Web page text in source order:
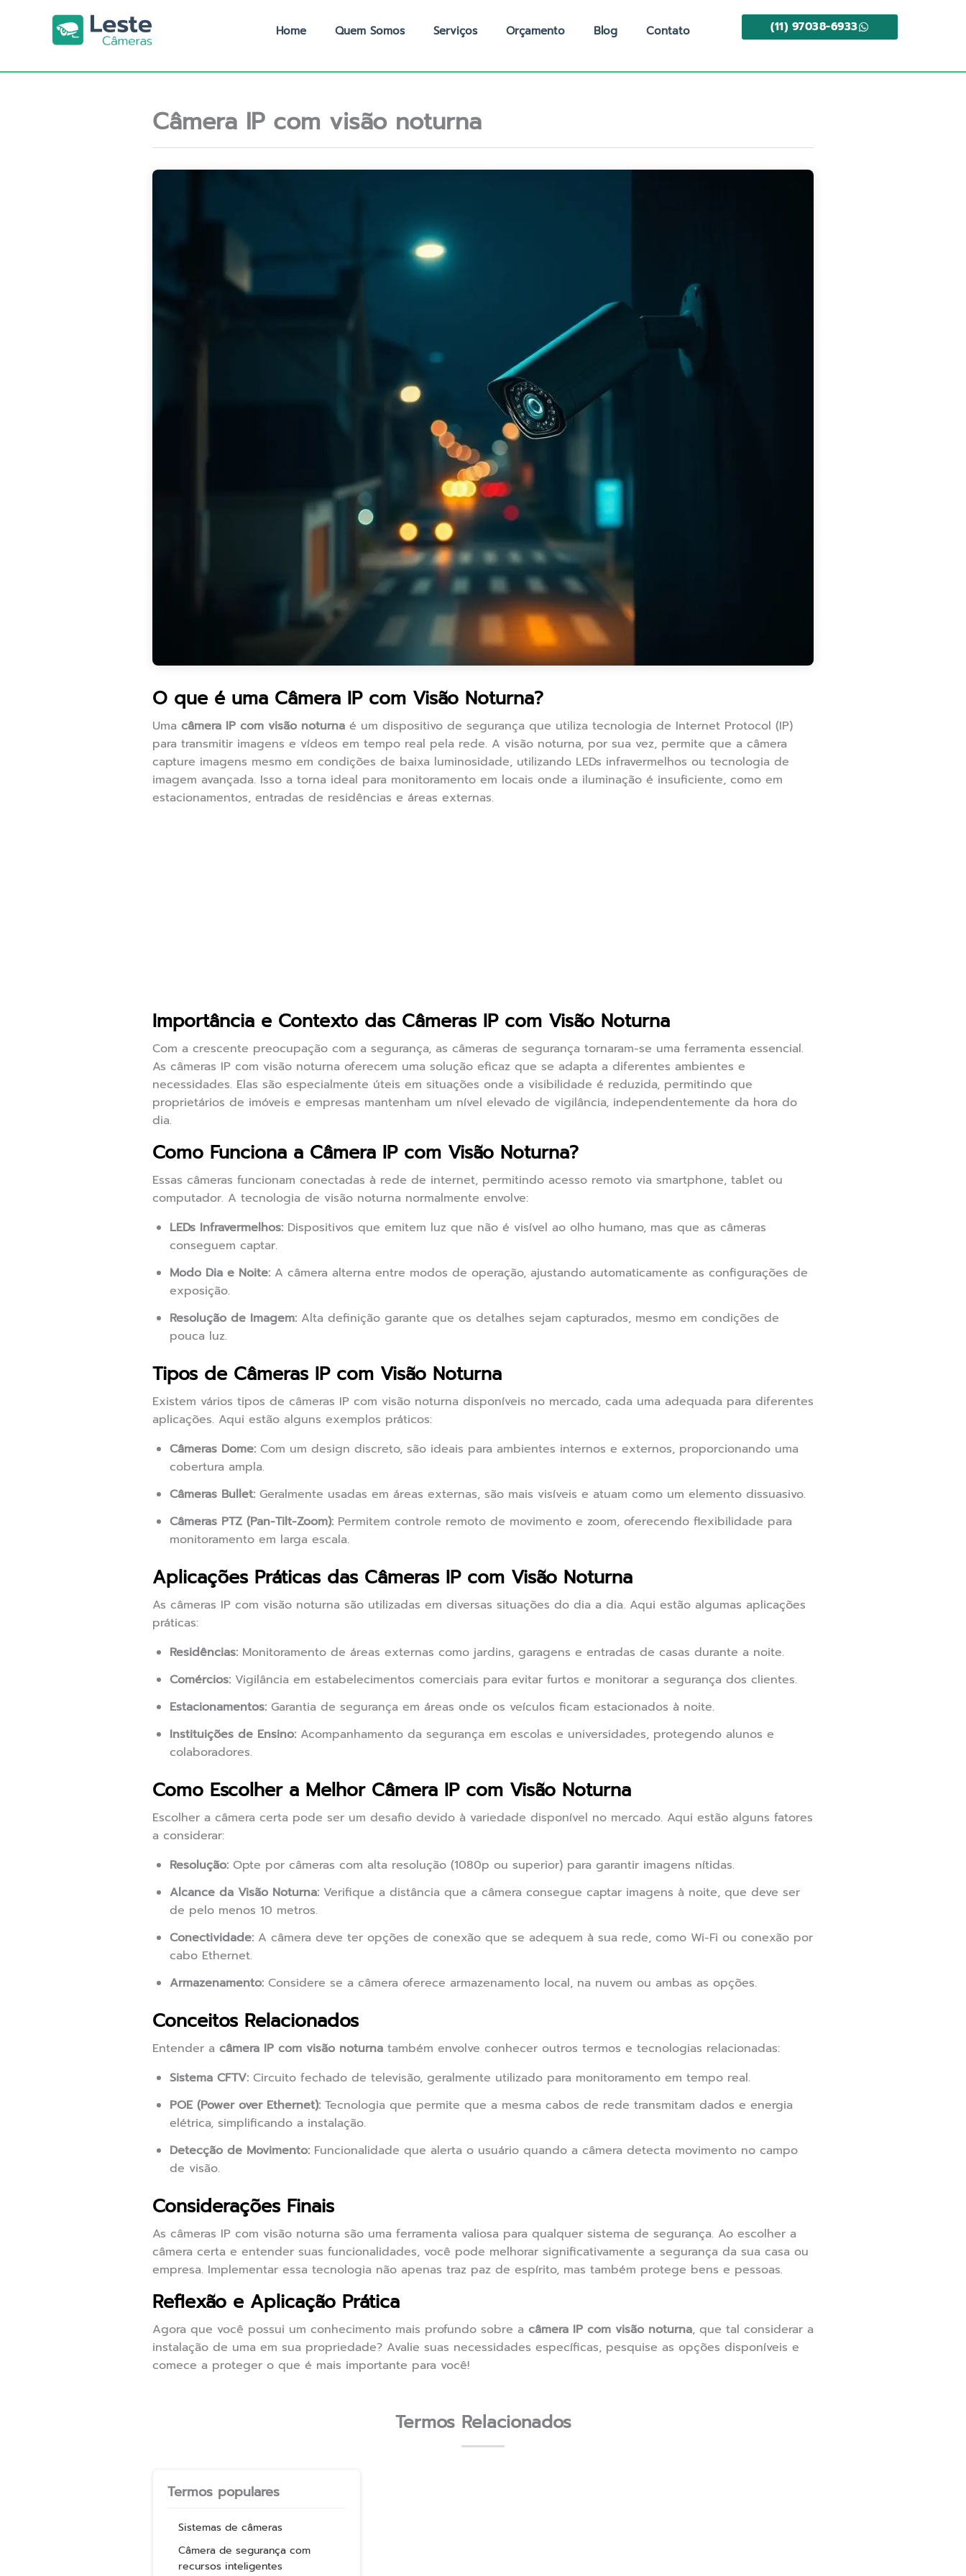
Home Quem Somos Serviços Orçamento Blog Contato (11) 97038-6933
Câmera IP com visão noturna
O que é uma Câmera IP com Visão Noturna?
Uma câmera IP com visão noturna é um dispositivo de segurança que utiliza tecnologia de Internet Protocol (IP)
para transmitir imagens e vídeos em tempo real pela rede. A visão noturna, por sua vez, permite que a câmera
capture imagens mesmo em condições de baixa luminosidade, utilizando LEDs infravermelhos ou tecnologia de
imagem avançada. Isso a torna ideal para monitoramento em locais onde a iluminação é insuficiente, como em
estacionamentos, entradas de residências e áreas externas.
Importância e Contexto das Câmeras IP com Visão Noturna
Com a crescente preocupação com a segurança, as câmeras de segurança tornaram-se uma ferramenta essencial.
As câmeras IP com visão noturna oferecem uma solução eficaz que se adapta a diferentes ambientes e
necessidades. Elas são especialmente úteis em situações onde a visibilidade é reduzida, permitindo que
proprietários de imóveis e empresas mantenham um nível elevado de vigilância, independentemente da hora do
dia.
Como Funciona a Câmera IP com Visão Noturna?
Essas câmeras funcionam conectadas à rede de internet, permitindo acesso remoto via smartphone, tablet ou
computador. A tecnologia de visão noturna normalmente envolve:
LEDs Infravermelhos: Dispositivos que emitem luz que não é visível ao olho humano, mas que as câmeras
conseguem captar.
Modo Dia e Noite: A câmera alterna entre modos de operação, ajustando automaticamente as configurações de
exposição.
Resolução de Imagem: Alta definição garante que os detalhes sejam capturados, mesmo em condições de
pouca luz.
Tipos de Câmeras IP com Visão Noturna
Existem vários tipos de câmeras IP com visão noturna disponíveis no mercado, cada uma adequada para diferentes
aplicações. Aqui estão alguns exemplos práticos:
Câmeras Dome: Com um design discreto, são ideais para ambientes internos e externos, proporcionando uma
cobertura ampla.
Câmeras Bullet: Geralmente usadas em áreas externas, são mais visíveis e atuam como um elemento dissuasivo.
Câmeras PTZ (Pan-Tilt-Zoom): Permitem controle remoto de movimento e zoom, oferecendo flexibilidade para
monitoramento em larga escala.
Aplicações Práticas das Câmeras IP com Visão Noturna
As câmeras IP com visão noturna são utilizadas em diversas situações do dia a dia. Aqui estão algumas aplicações
práticas:
Residências: Monitoramento de áreas externas como jardins, garagens e entradas de casas durante a noite.
Comércios: Vigilância em estabelecimentos comerciais para evitar furtos e monitorar a segurança dos clientes.
Estacionamentos: Garantia de segurança em áreas onde os veículos ficam estacionados à noite.
Instituições de Ensino: Acompanhamento da segurança em escolas e universidades, protegendo alunos e
colaboradores.
Como Escolher a Melhor Câmera IP com Visão Noturna
Escolher a câmera certa pode ser um desafio devido à variedade disponível no mercado. Aqui estão alguns fatores
a considerar:
Resolução: Opte por câmeras com alta resolução (1080p ou superior) para garantir imagens nítidas.
Alcance da Visão Noturna: Verifique a distância que a câmera consegue captar imagens à noite, que deve ser
de pelo menos 10 metros.
Conectividade: A câmera deve ter opções de conexão que se adequem à sua rede, como Wi-Fi ou conexão por
cabo Ethernet.
Armazenamento: Considere se a câmera oferece armazenamento local, na nuvem ou ambas as opções.
Conceitos Relacionados
Entender a câmera IP com visão noturna também envolve conhecer outros termos e tecnologias relacionadas:
Sistema CFTV: Circuito fechado de televisão, geralmente utilizado para monitoramento em tempo real.
POE (Power over Ethernet): Tecnologia que permite que a mesma cabos de rede transmitam dados e energia
elétrica, simplificando a instalação.
Detecção de Movimento: Funcionalidade que alerta o usuário quando a câmera detecta movimento no campo
de visão.
Considerações Finais
As câmeras IP com visão noturna são uma ferramenta valiosa para qualquer sistema de segurança. Ao escolher a
câmera certa e entender suas funcionalidades, você pode melhorar significativamente a segurança da sua casa ou
empresa. Implementar essa tecnologia não apenas traz paz de espírito, mas também protege bens e pessoas.
Reflexão e Aplicação Prática
Agora que você possui um conhecimento mais profundo sobre a câmera IP com visão noturna, que tal considerar a
instalação de uma em sua propriedade? Avalie suas necessidades específicas, pesquise as opções disponíveis e
comece a proteger o que é mais importante para você!
Termos Relacionados
Termos populares
Sistemas de câmeras
Câmera de segurança com
recursos inteligentes